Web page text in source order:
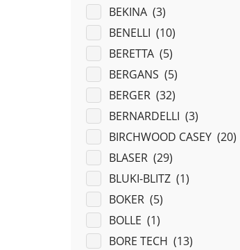
BEKINA (3)
BENELLI (10)
BERETTA (5)
BERGANS (5)
BERGER (32)
BERNARDELLI (3)
BIRCHWOOD CASEY (20)
BLASER (29)
BLUKI-BLITZ (1)
BOKER (5)
BOLLE (1)
BORE TECH (13)